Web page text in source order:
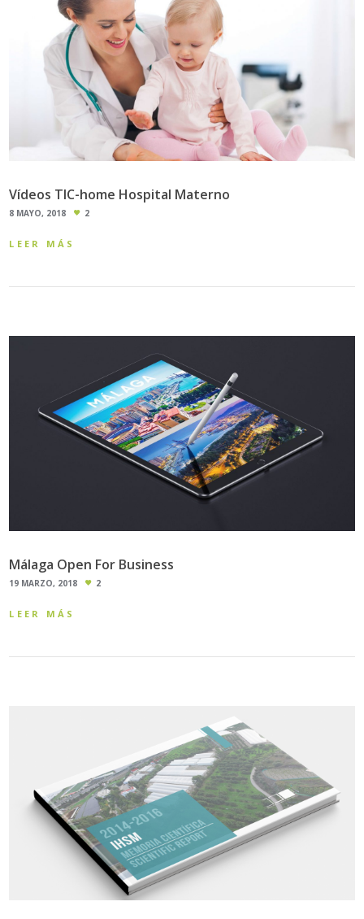
Vídeos TIC-home Hospital Materno
8 MAYO, 2018 2
LEER MÁS
Málaga Open For Business
19 MARZO, 2018 2
LEER MÁS